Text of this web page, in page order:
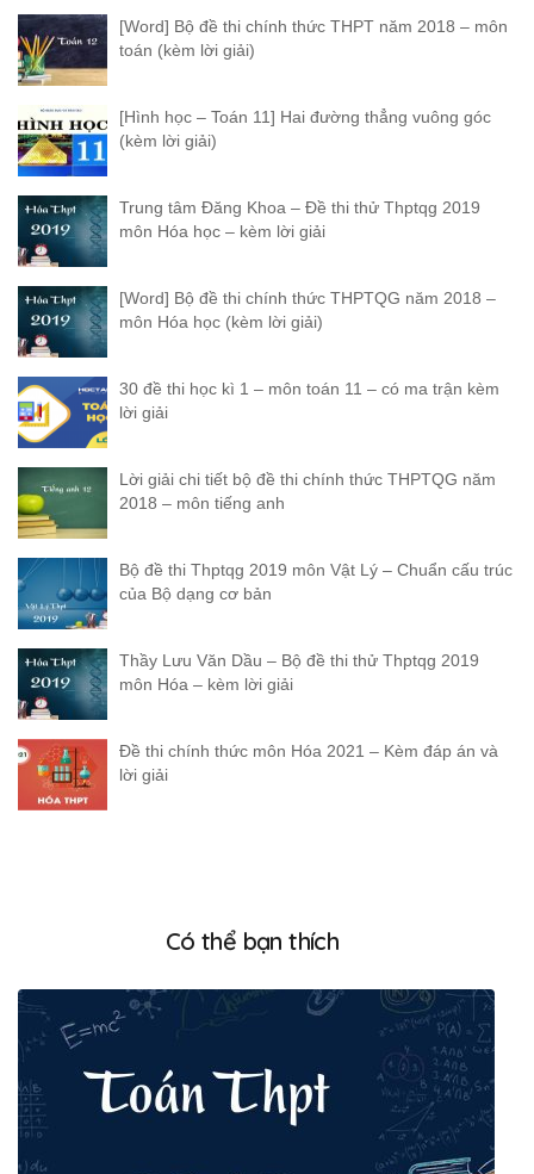
[Word] Bộ đề thi chính thức THPT năm 2018 – môn
toán (kèm lời giải)
[Hình học – Toán 11] Hai đường thẳng vuông góc
(kèm lời giải)
Trung tâm Đăng Khoa – Đề thi thử Thptqg 2019
môn Hóa học – kèm lời giải
[Word] Bộ đề thi chính thức THPTQG năm 2018 –
môn Hóa học (kèm lời giải)
30 đề thi học kì 1 – môn toán 11 – có ma trận kèm
lời giải
Lời giải chi tiết bộ đề thi chính thức THPTQG năm
2018 – môn tiếng anh
Bộ đề thi Thptqg 2019 môn Vật Lý – Chuẩn cấu trúc
của Bộ dạng cơ bản
Thầy Lưu Văn Dầu – Bộ đề thi thử Thptqg 2019
môn Hóa – kèm lời giải
Đề thi chính thức môn Hóa 2021 – Kèm đáp án và
lời giải
Có thể bạn thích